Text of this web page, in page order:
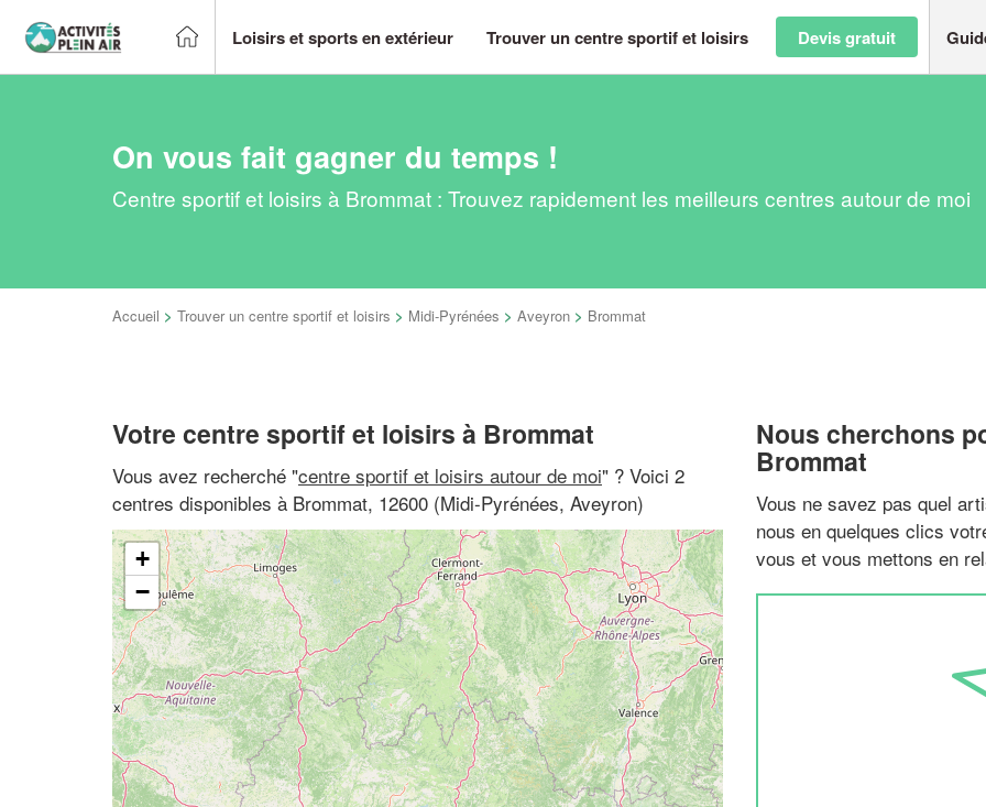
Loisirs et sports en extérieur Trouver un centre sportif et loisirs Devis gratuit
On vous fait gagner du temps !
Centre sportif et loisirs à Brommat : Trouvez rapidement les meilleurs centres autour de moi
Accueil > Trouver un centre sportif et loisirs > Midi-Pyrénées > Aveyron > Brommat
Votre centre sportif et loisirs à Brommat
Vous avez recherché "centre sportif et loisirs autour de moi" ? Voici 2
centres disponibles à Brommat, 12600 (Midi-Pyrénées, Aveyron)
+
−
Nous cherchons
Brommat
Vous ne savez pas quel
nous en quelques clics
vous et vous mettons en